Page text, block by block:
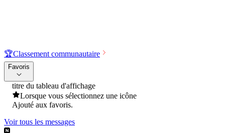
🏆Classement communautaire
Favoris
titre du tableau d'affichage
Lorsque vous sélectionnez une icône
Ajouté aux favoris.
Voir tous les messages